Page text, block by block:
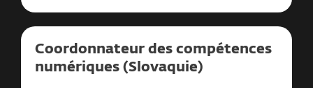
Coordonnateur des compétences
numériques (Slovaquie)